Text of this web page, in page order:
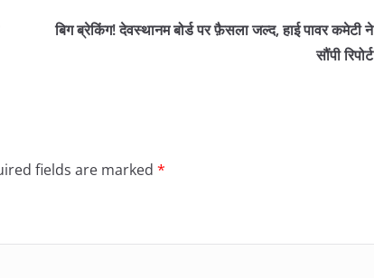
बिग ब्रेकिंग! देवस्थानम बोर्ड पर फ़ैसला जल्द, हाई पावर कमेटी ने
सौंपी रिपोर्ट
fields are marked *